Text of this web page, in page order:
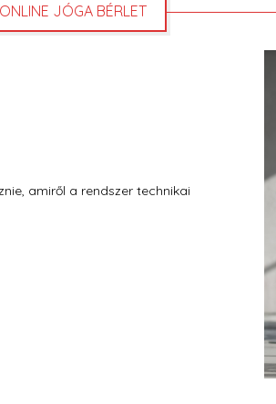
ONLINE JÓGA BÉRLET
amiről a rendszer technikai